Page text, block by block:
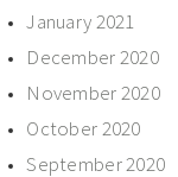
January 2021
December 2020
November 2020
October 2020
September 2020